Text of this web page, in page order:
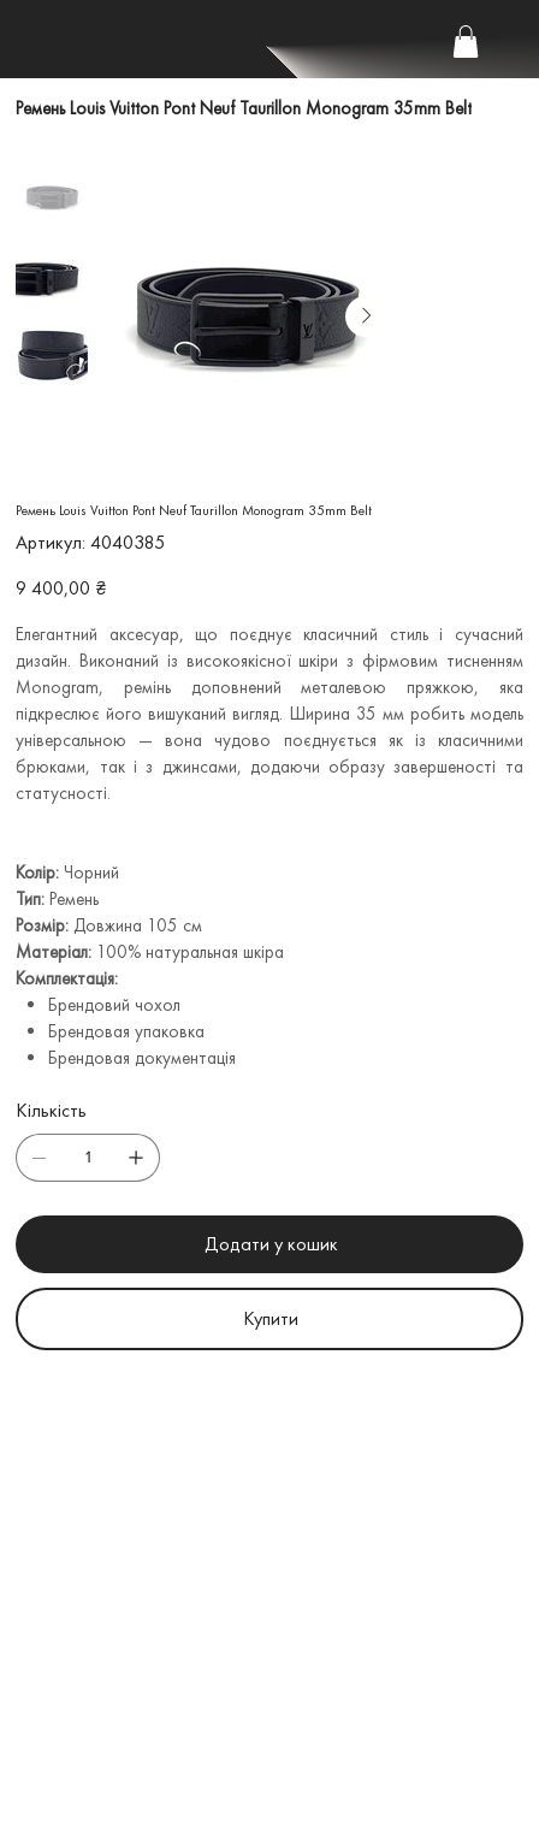
Ремень Louis Vuitton Pont Neuf Taurillon Monogram 35mm Belt
Ремень Louis Vuitton Pont Neuf Taurillon Monogram 35mm Belt
Артикул:
Артикул
4040385
4040385
Ціна
9 400,00 ₴
Елегантний аксесуар, що поєднує класичний стиль і сучасний
дизайн. Виконаний із високоякісної шкіри з фірмовим тисненням
Monogram, ремінь доповнений металевою пряжкою, яка
підкреслює його вишуканий вигляд. Ширина 35 мм робить модель
універсальною — вона чудово поєднується як із класичними
брюками, так і з джинсами, додаючи образу завершеності та
статусності.
Колір: Чорний
Тип:Ремень
Розмір:Довжина 105 см
Матеріал: 100% натуральная шкіра
Комплектація:
Брендовий чохол
Брендовая упаковка
Брендовая документація
Кількість
Додати у кошик
Купити